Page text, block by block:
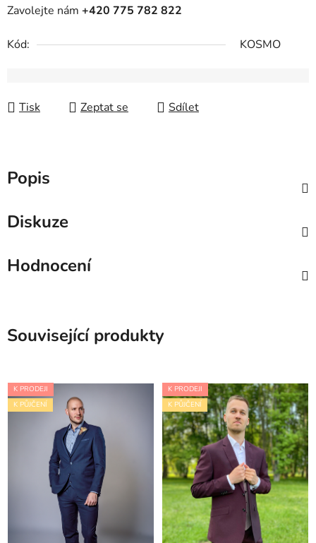
Zavolejte nám +420 775 782 822
Kód: KOSMO
Tisk Zeptat se Sdílet
Popis
Diskuze
Hodnocení
Související produkty
K PRODEJI
K PŮJČENÍ
K PRODEJI
K PŮJČENÍ